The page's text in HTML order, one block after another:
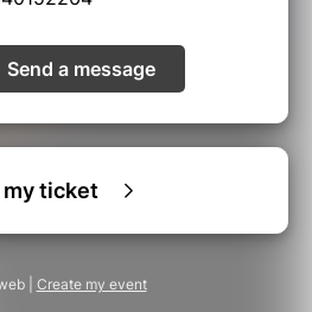
Send a message
my ticket
| Create my event